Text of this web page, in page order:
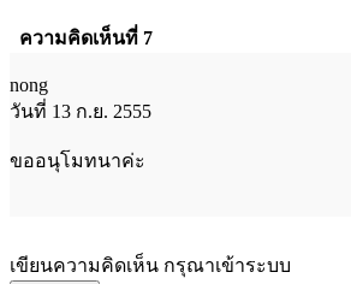
ความคิดเห็นที่ 7
nong
วันที่ 13 ก.ย. 2555
ขออนุโมทนาค่ะ
เขียนความคิดเห็น กรุณาเข้าระบบ